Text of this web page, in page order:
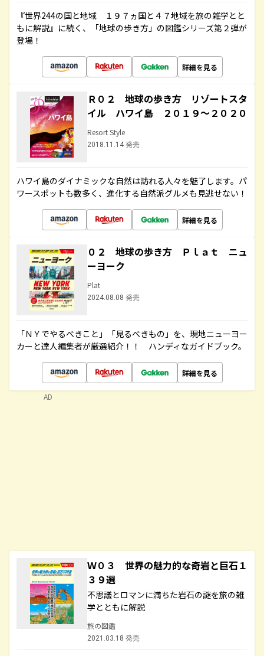
『世界244の国と地域 １９７ヵ国と４７地域を旅の雑学とと
もに解説』に続く、「地球の歩き方」の図鑑シリーズ第２弾が
登場！
詳細を見る
Ｒ０２ 地球の歩き方 リゾートスタ
イル ハワイ島 ２０１９～２０２０
Resort Style
2018.11.14 発売
ハワイ島のダイナミックな自然は訪れる人々を魅了します。パ
ワースポットも数多く、進化する自然派グルメも見逃せない！
詳細を見る
０２ 地球の歩き方 Ｐｌａｔ ニュ
ーヨーク
Plat
2024.08.08 発売
「ＮＹでやるべきこと」「見るべきもの」を、現地ニューヨー
カーと達人編集者が厳選紹介！！ ハンディなガイドブック。
詳細を見る
Ｗ０３ 世界の魅力的な奇岩と巨石１
３９選
不思議とロマンに満ちた岩石の謎を旅の雑
学とともに解説
旅の図鑑
2021.03.18 発売
AD